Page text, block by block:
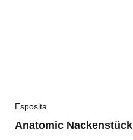
Esposita
Anatomic Nackenstück